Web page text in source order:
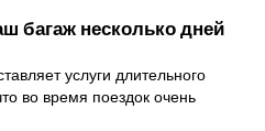
багаж несколько дней
услуги длительного
во время поездок очень